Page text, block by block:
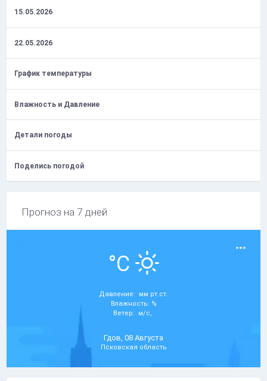
15.05.2026
22.05.2026
График температуры
Влажность и Давление
Детали погоды
Поделись погодой
Прогноз на 7 дней
°C
Давление: мм рт.ст.
Влажность: %
Ветер: м/с,
Гдов, 08 Августа
Псковская область